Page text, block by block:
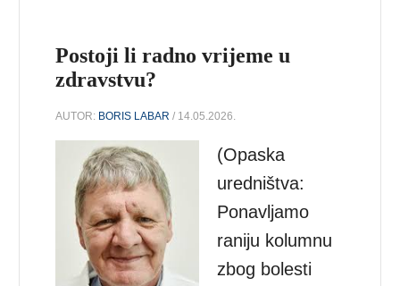
Postoji li radno vrijeme u
zdravstvu?
AUTOR: BORIS LABAR / 14.05.2026.
(Opaska
uredništva:
Ponavljamo
raniju kolumnu
zbog bolesti